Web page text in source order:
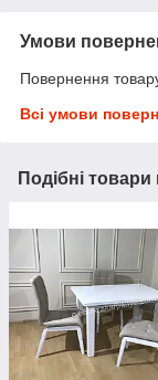
Умови
Повернення
Всі умови
Подібні товари